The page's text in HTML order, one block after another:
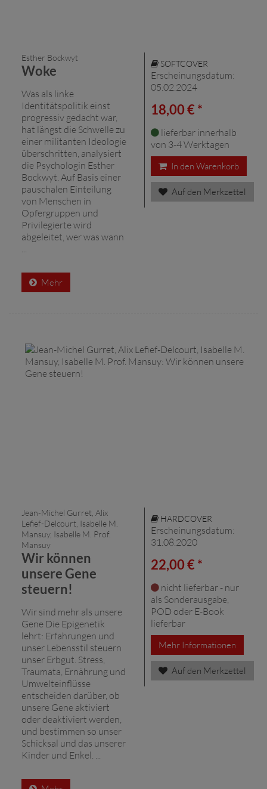
Esther Bockwyt
Woke
Was als linke
Identitätspolitik einst
progressiv gedacht war,
hat längst die Schwelle zu
einer militanten Ideologie
überschritten, analysiert
die Psychologin Esther
Bockwyt. Auf Basis einer
pauschalen Einteilung
von Menschen in
Opfergruppen und
Privilegierte wird
abgeleitet, wer was wann
Mehr
SOFTCOVER
Erscheinungsdatum:
05.02.2024
18,00 € *
lieferbar innerhalb
von 3-4 Werktagen
In den Warenkorb
Auf den Merkzettel
Jean-Michel Gurret, Alix
Lefief-Delcourt, Isabelle M.
Mansuy, Isabelle M. Prof.
Mansuy
Wir können
unsere Gene
steuern!
Wir sind mehr als unsere
Gene Die Epigenetik
lehrt: Erfahrungen und
unser Lebensstil steuern
unser Erbgut. Stress,
Traumata, Ernährung und
Umwelteinflüsse
entscheiden darüber, ob
unsere Gene aktiviert
oder deaktiviert werden,
und bestimmen so unser
Schicksal und das unserer
Kinder und Enkel. ...
HARDCOVER
Erscheinungsdatum:
31.08.2020
22,00 € *
nicht lieferbar - nur
als Sonderausgabe,
POD oder E-Book
lieferbar
Mehr Informationen
Auf den Merkzettel